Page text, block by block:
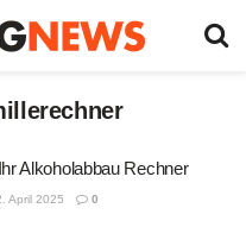
Alkoholabbau Rechner
April 2025 0